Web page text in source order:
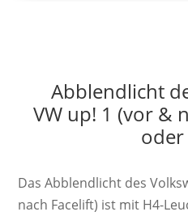
Abblendlicht
VW up! 1 (vor &
oder
Das Abblendlicht des
nach Facelift) ist mit H4-